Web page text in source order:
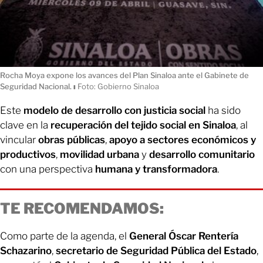
Rocha Moya expone los avances del Plan Sinaloa ante el Gabinete de
Seguridad Nacional. ı Foto: Gobierno Sinaloa
Este modelo de desarrollo con justicia social ha sido
clave en la recuperación del tejido social en Sinaloa, al
vincular obras públicas, apoyo a sectores económicos y
productivos, movilidad urbana y desarrollo comunitario
con una perspectiva humana y transformadora.
TE RECOMENDAMOS:
Como parte de la agenda, el General Óscar Rentería
Schazarino, secretario de Seguridad Pública del Estado,